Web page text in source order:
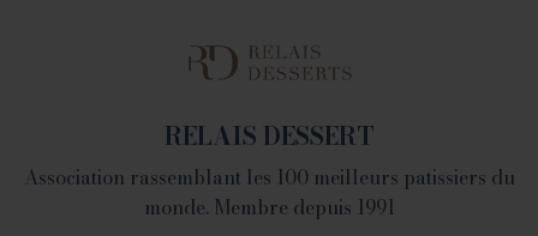
1082 Chemin de Devienne - 26100 Romans sur Isère
RELAIS DESSERT
Association rassemblant les 100 meilleurs patissiers du
monde. Membre depuis 1991